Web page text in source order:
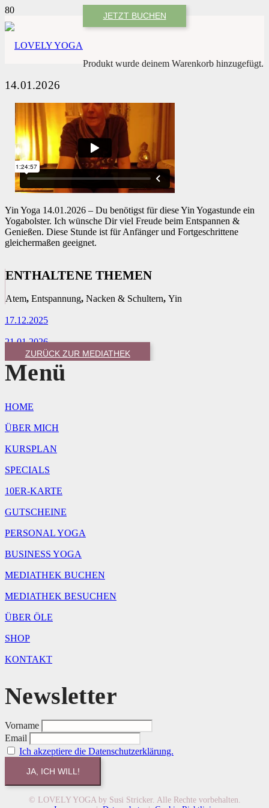
JETZT BUCHEN
Produkt wurde deinem Warenkorb hinzugefügt.
14.01.2026
Yin Yoga 14.01.2026 – Du benötigst für diese Yin Yogastunde ein
Yogabolster. Ich wünsche Dir viel Freude beim Entspannen &
Genießen. Diese Stunde ist für Anfänger und Fortgeschrittene
gleichermaßen geeignet.
ENTHALTENE THEMEN
Atem, Entspannung, Nacken & Schultern, Yin
17.12.2025
21.01.2026
ZURÜCK ZUR MEDIATHEK
Menü
HOME
ÜBER MICH
KURSPLAN
SPECIALS
10ER-KARTE
GUTSCHEINE
PERSONAL YOGA
BUSINESS YOGA
MEDIATHEK BUCHEN
MEDIATHEK BESUCHEN
ÜBER ÖLE
SHOP
KONTAKT
Newsletter
Vorname
Email
Ich akzeptiere die Datenschutzerklärung.
© LOVELY YOGA by Susi Stricker. Alle Rechte vorbehalten.